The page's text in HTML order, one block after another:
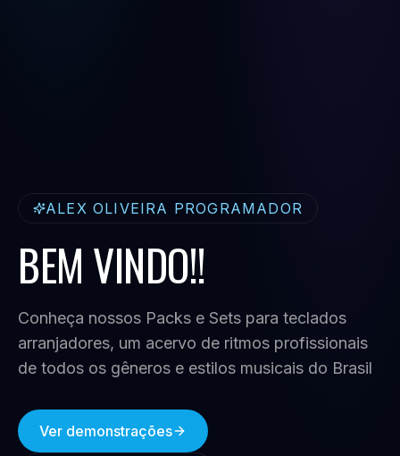
ALEX OLIVEIRA PROGRAMADOR
BEM VINDO!!
Conheça nossos Packs e Sets para teclados
arranjadores, um acervo de ritmos profissionais
de todos os gêneros e estilos musicais do Brasil
Ver demonstrações